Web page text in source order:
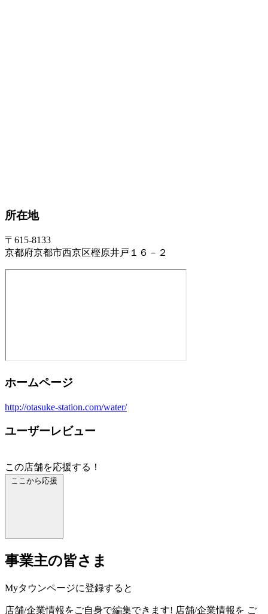
所在地
〒615-8133
京都府京都市西京区樫原井戸１６－２
ホームページ
http://otasuke-station.com/water/
ユーザーレビュー
この店舗を応援する！
ここから応援
事業主の皆さま
Myタウンページに登録すると
店舗/企業情報をご自身で編集できます! 店舗/企業情報を ご